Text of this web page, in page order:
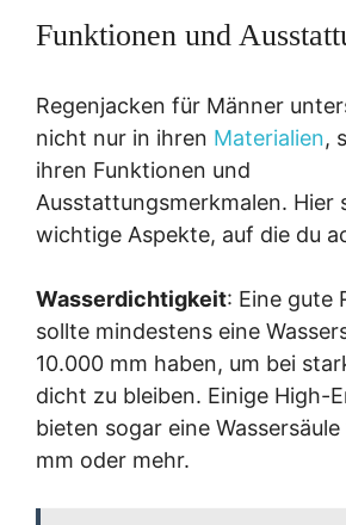
Funktionen und
Regenjacken für Männer
nicht nur in ihren Materialien,
ihren Funktionen und
Ausstattungsmerkmalen. Hier
wichtige Aspekte, auf die du
Wasserdichtigkeit: Eine gute
sollte mindestens eine
10.000 mm haben, um bei
dicht zu bleiben. Einige High-
bieten sogar eine
mm oder mehr.